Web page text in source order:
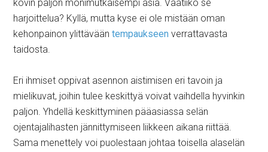
kovin paljon monimutkaisempi asia. Vaatiiko se
harjoittelua? Kyllä, mutta kyse ei ole mistään oman
kehonpainon ylittävääntempaukseen verrattavasta
taidosta.
Eri ihmiset oppivat asennon aistimisen eri tavoin ja
mielikuvat, joihin tulee keskittyä voivat vaihdella hyvinkin
paljon. Yhdellä keskittyminen pääasiassa selän
ojentajalihasten jännittymiseen liikkeen aikana riittää.
Sama menettely voi puolestaan johtaa toisella alaselän